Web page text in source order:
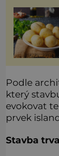
Podle
který
evokovat
prvek
Stavba